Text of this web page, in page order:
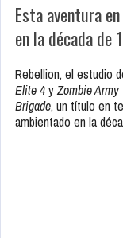
Esta aventura
en la década de
Rebellion, el estudio
Elite 4yZombie Army
Brigade, un título en
ambientado en la